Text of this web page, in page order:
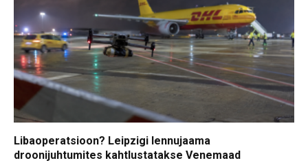
Libaoperatsioon? Leipzigi lennujaama
droonijuhtumites kahtlustatakse Venemaad